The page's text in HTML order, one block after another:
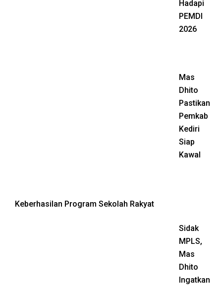
Hadapi
PEMDI
2026
Mas
Dhito
Pastikan
Pemkab
Kediri
Siap
Kawal
Keberhasilan Program Sekolah Rakyat
Sidak
MPLS,
Mas
Dhito
Ingatkan